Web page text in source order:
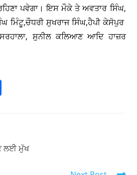
ਪਵੇਗਾ। ਇਸ ਮੌਕੇ ਤੇ ਅਵਤਾਰ ਸਿੰਘ,
ਮਿੰਟੂ,ਚੌਧਰੀ ਸੁਖਰਾਜ ਸਿੰਘ,ਹੈਪੀ ਕੇਸੋਪੁਰ
ਸੁਨੀਲ ਕਲਿਆਣ ਆਦਿ ਹਾਜ਼ਰ
ਲਈ ਮੁੱਖ